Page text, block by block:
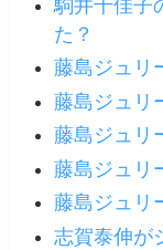
駒井千佳子
た？
藤島ジュリ
藤島ジュリ
藤島ジュリ
藤島ジュリ
藤島ジュリ
志賀泰伸が